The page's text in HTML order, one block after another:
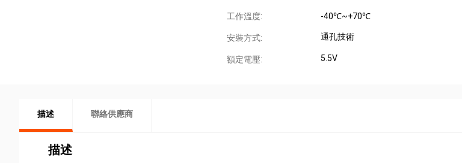
工作溫度: -40℃~+70℃
安裝方式: 通孔技術
額定電壓: 5.5V
描述 聯絡供應商
描述